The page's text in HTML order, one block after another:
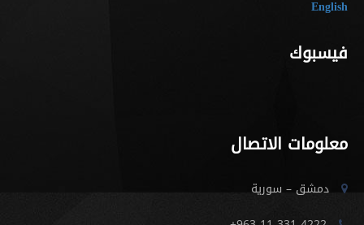
English
فيسبوك
معلومات الاتصال
دمشق – سورية